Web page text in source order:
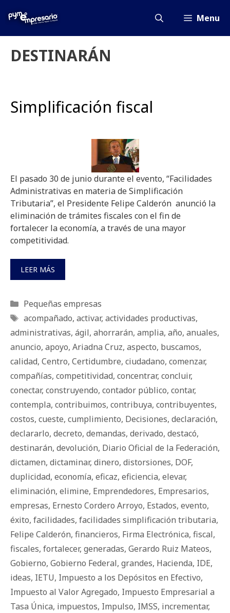
Menu
DESTINARÁN
Simplificación fiscal
El pasado 30 de junio durante el evento, “Facilidades
Administrativas en materia de Simplificación
Tributaria”, el Presidente Felipe Calderón anunció la
eliminación de trámites fiscales con el fin de
fortalecer la economía, a través de una mayor
competitividad.
LEER MÁS
Categorías
Pequeñas empresas
Etiquetas
acompañado, activar, actividades productivas,
administrativas, ágil, ahorrarán, amplia, año, anuales,
anuncio, apoyo, Ariadna Cruz, aspecto, buscamos,
calidad, Centro, Certidumbre, ciudadano, comenzar,
compañías, competitividad, concentrar, concluir,
conectar, construyendo, contador público, contar,
contempla, contribuimos, contribuya, contribuyentes,
costos, cueste, cumplimiento, Decisiones, declaración,
declararlo, decreto, demandas, derivado, destacó,
destinarán, devolución, Diario Oficial de la Federación,
dictamen, dictaminar, dinero, distorsiones, DOF,
duplicidad, economía, eficaz, eficiencia, elevar,
eliminación, elimine, Emprendedores, Empresarios,
empresas, Ernesto Cordero Arroyo, Estados, evento,
éxito, facilidades, facilidades simplificación tributaria,
Felipe Calderón, financieros, Firma Electrónica, fiscal,
fiscales, fortalecer, generadas, Gerardo Ruiz Mateos,
Gobierno, Gobierno Federal, grandes, Hacienda, IDE,
ideas, IETU, Impuesto a los Depósitos en Efectivo,
Impuesto al Valor Agregado, Impuesto Empresarial a
Tasa Única, impuestos, Impulso, IMSS, incrementar,